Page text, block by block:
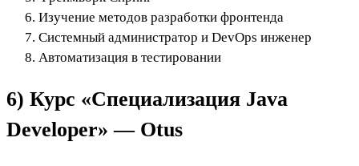
Изучение методов разработки фронтенда
Системный администратор и DevOps инженер
Автоматизация в тестировании
6) Курс «Специализация Java
Developer» — Otus